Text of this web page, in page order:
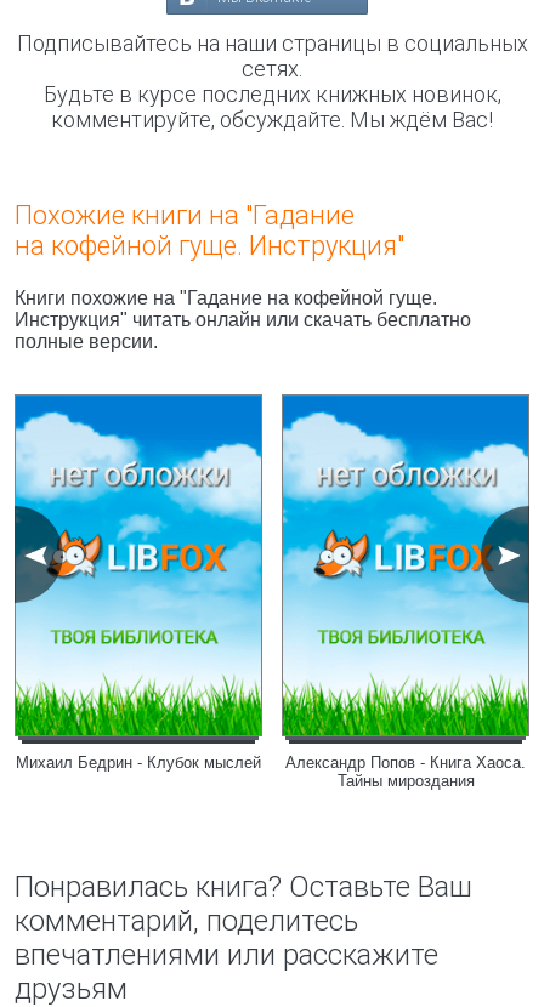
Подписывайтесь на наши страницы в социальных
сетях.
Будьте в курсе последних книжных новинок,
комментируйте, обсуждайте. Мы ждём Вас!
Похожие книги на "Гадание
на кофейной гуще. Инструкция"
Книги похожие на "Гадание на кофейной гуще.
Инструкция" читать онлайн или скачать бесплатно
полные версии.
Михаил Бедрин - Клубок мыслей
Александр Попов - Книга Хаоса.
Тайны мироздания
Понравилась книга? Оставьте Ваш
комментарий, поделитесь
впечатлениями или расскажите
друзьям